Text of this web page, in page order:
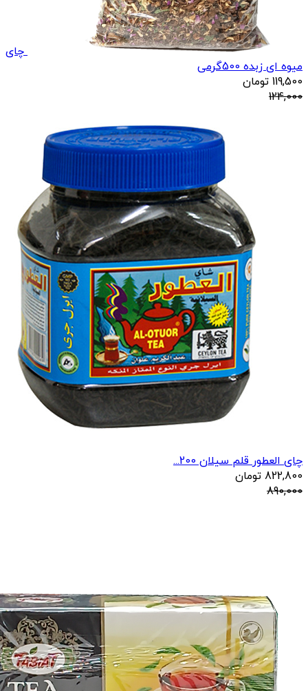
چای
میوه ای زبده 500گرمی
119,500 تومان
124,000
چای العطور قلم سیلان 200...
822,800 تومان
890,000